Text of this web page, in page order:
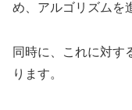
め、アルゴリズムを
同時に、これに対す
ります。